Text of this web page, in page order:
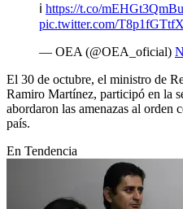
ℹ️ https://t.co/mEHGt3QmBu
pic.twitter.com/T8p1fGTtfX
— OEA (@OEA_oficial)
El 30 de octubre, el ministro de
Ramiro Martínez, participó en la
abordaron las amenazas al orden
país.
En Tendencia